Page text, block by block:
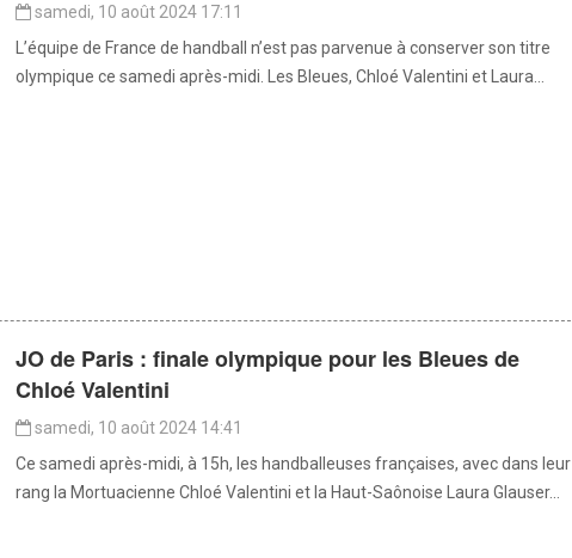
samedi, 10 août 2024 17:11
L’équipe de France de handball n’est pas parvenue à conserver son titre
olympique ce samedi après-midi. Les Bleues, Chloé Valentini et Laura...
JO de Paris : finale olympique pour les Bleues de
Chloé Valentini
samedi, 10 août 2024 14:41
Ce samedi après-midi, à 15h, les handballeuses françaises, avec dans leur
rang la Mortuacienne Chloé Valentini et la Haut-Saônoise Laura Glauser...